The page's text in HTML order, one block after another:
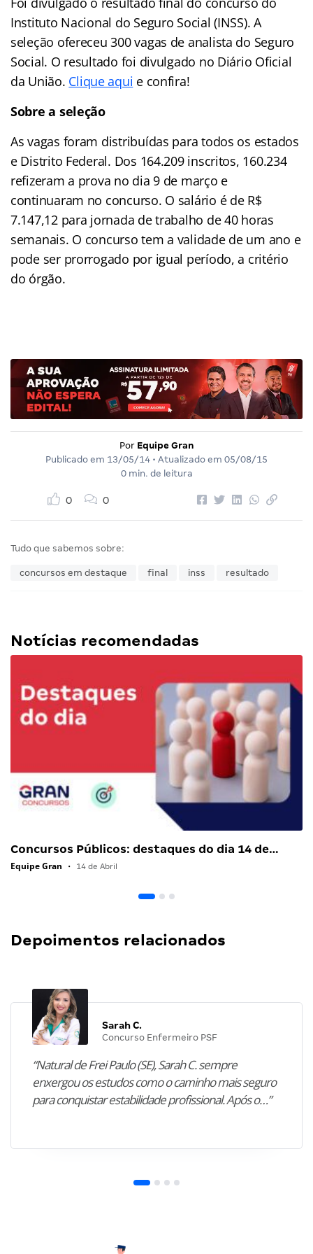
Instituto Nacional do Seguro Social (INSS). A
seleção ofereceu 300 vagas de analista do Seguro
Social. O resultado foi divulgado no Diário Oficial
da União. Clique aqui e confira!
Sobre a seleção
As vagas foram distribuídas para todos os estados
e Distrito Federal. Dos 164.209 inscritos, 160.234
refizeram a prova no dia 9 de março e
continuaram no concurso. O salário é de R$
7.147,12 para jornada de trabalho de 40 horas
semanais. O concurso tem a validade de um ano e
pode ser prorrogado por igual período, a critério
do órgão.
Por Equipe Gran
Publicado em 13/05/14 • Atualizado em 05/08/15
0 min. de leitura
0 0
Tudo que sabemos sobre:
concursos em destaque final inss resultado
Notícias recomendadas
Concursos Públicos: destaques do dia 14 de…
Equipe Gran • 14 de Abril
Depoimentos relacionados
Sarah C.
Concurso Enfermeiro PSF
“Natural de Frei Paulo (SE), Sarah C. sempre
enxergou os estudos como o caminho mais seguro
para conquistar estabilidade profissional. Após o…”